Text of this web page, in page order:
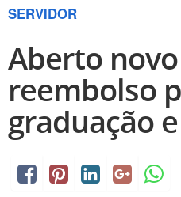
SERVIDOR
Aberto
reembolso
graduação